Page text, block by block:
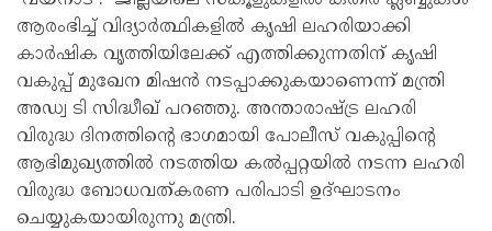
ആരംഭിച്ച് വിദ്യാർത്ഥികളിൽ കൃഷി ലഹരിയാക്കി
കാർഷിക വൃത്തിയിലേക്ക് എത്തിക്കുന്നതിന് കൃഷി
വകുപ്പ് മുഖേന മിഷൻ നടപ്പാക്കുകയാണെന്ന് മന്ത്രി
അഡ്വ ടി സിദ്ധീഖ് പറഞ്ഞു. അന്താരാഷ്ട്ര ലഹരി
വിരുദ്ധ ദിനത്തിന്റെ ഭാഗമായി പോലീസ് വകുപ്പിന്റെ
ആഭിമുഖ്യത്തിൽ നടത്തിയ കൽപ്പറ്റയിൽ നടന്ന ലഹരി
വിരുദ്ധ ബോധവത്കരണ പരിപാടി ഉദ്ഘാടനം
ചെയ്യുകയായിരുന്നു മന്ത്രി.